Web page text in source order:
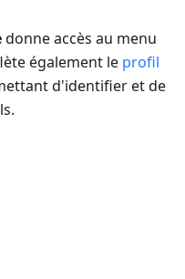
donne accès au menu
également le profil
d'identifier et de